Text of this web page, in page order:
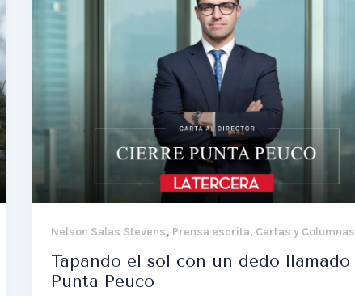
Nelson Salas Stevens, Prensa escrita, Cartas y Columnas
Tapando el sol con un dedo llamado
Punta Peuco